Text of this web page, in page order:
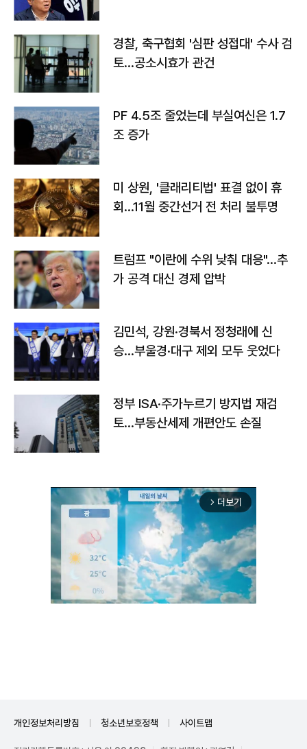
경찰, 축구협회 '심판 성접대' 수사 검
토…공소시효가 관건
PF 4.5조 줄었는데 부실여신은 1.7
조 증가
미 상원, '클래리티법' 표결 없이 휴
회…11월 중간선거 전 처리 불투명
트럼프 "이란에 수위 낮춰 대응"…추
가 공격 대신 경제 압박
김민석, 강원·경북서 정청래에 신
승…부울경·대구 제외 모두 웃었다
정부 ISA·주가누르기 방지법 재검
토…부동산세제 개편안도 손질
arrow_forward_ios 더보기
개인정보처리방침 청소년보호정책 사이트맵